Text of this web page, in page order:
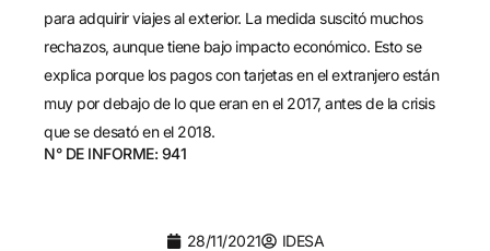
para adquirir viajes al exterior. La medida suscitó muchos
rechazos, aunque tiene bajo impacto económico. Esto se
explica porque los pagos con tarjetas en el extranjero están
muy por debajo de lo que eran en el 2017, antes de la crisis
que se desató en el 2018.
N° DE INFORME: 941
28/11/2021 IDESA